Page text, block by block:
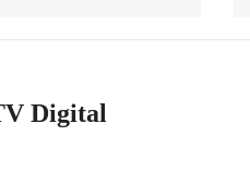
Digital